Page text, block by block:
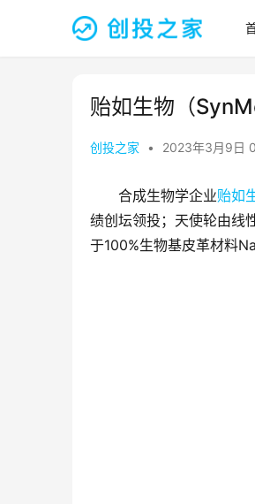
贻如生物（
创投之家 • 2023年3月9日
合成生物学企业贻如
绩创坛领投；天使轮由线
于100%生物基皮革材料